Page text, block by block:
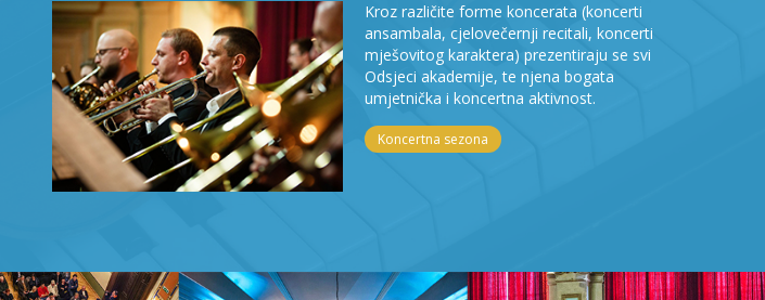
Kroz različite forme koncerata (koncerti
ansambala, cjelovečernji recitali, koncerti
mješovitog karaktera) prezentiraju se svi
Odsjeci akademije, te njena bogata
umjetnička i koncertna aktivnost.
Koncertna sezona